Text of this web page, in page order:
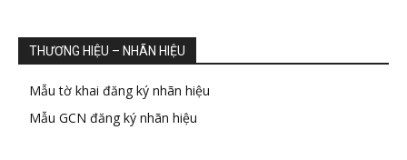
THƯƠNG HIỆU – NHÃN HIỆU
Mẫu tờ khai đăng ký nhãn hiệu
Mẫu GCN đăng ký nhãn hiệu